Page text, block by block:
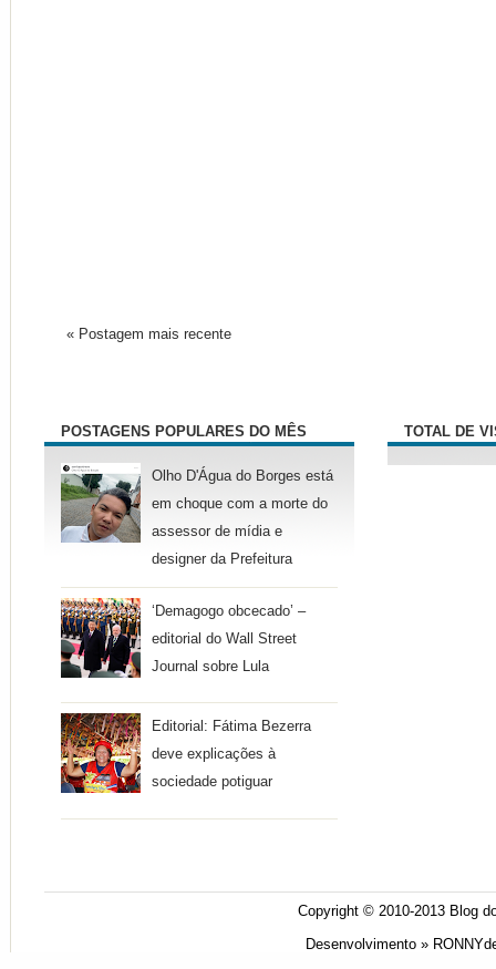
« Postagem mais recente
POSTAGENS POPULARES DO MÊS
Olho D'Água do Borges está
em choque com a morte do
assessor de mídia e
designer da Prefeitura
‘Demagogo obcecado’ –
editorial do Wall Street
Journal sobre Lula
Editorial: Fátima Bezerra
deve explicações à
sociedade potiguar
TOTAL DE
Copyright © 2010-2013 Blog
Desenvolvimento »